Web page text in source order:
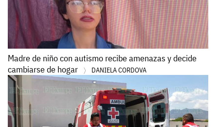
Madre de niño con autismo recibe amenazas y decide
cambiarse de hogar
DANIELA CORDOVA